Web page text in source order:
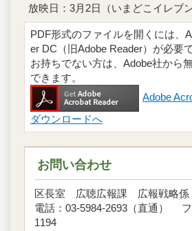
放映日：3月2日（いまどこイレブン
PDF形式のファイルを開くには、
er DC（旧Adobe Reader）が必要で
お持ちでない方は、Adobe社から
できます。
Adobe
ダウンロードへ
お問い合わせ
区長室 広聴広報課 広報戦略
電話：03-5984-2693（直通）
1194